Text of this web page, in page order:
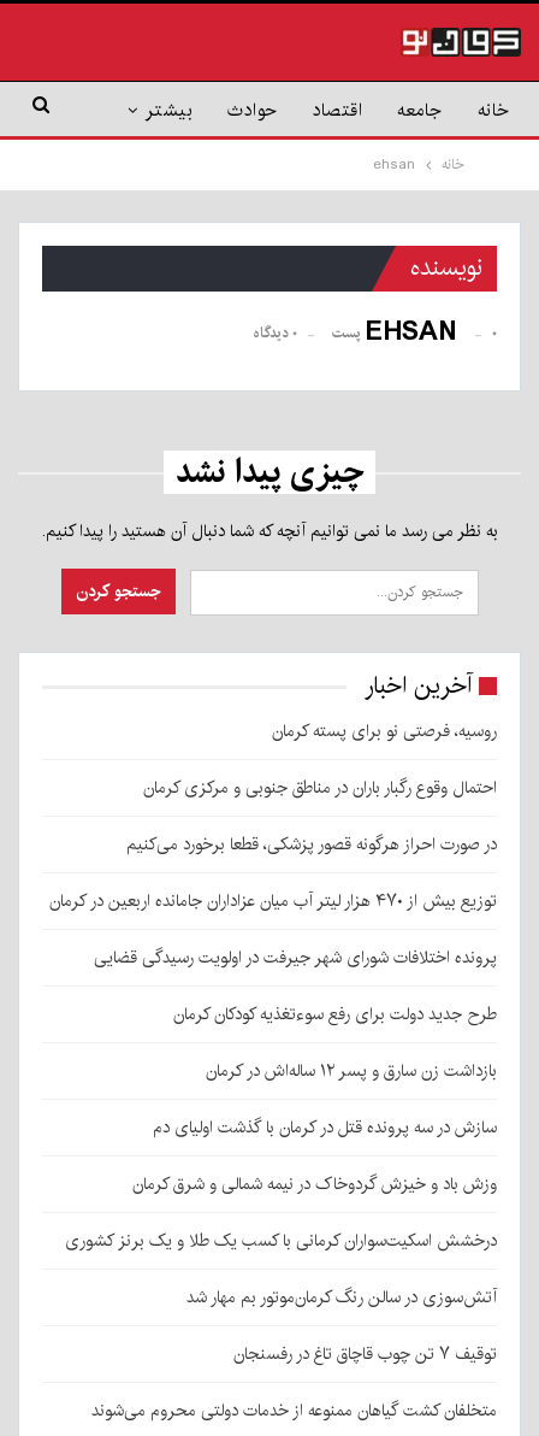
خانه جامعه اقتصاد حوادث بیشتر
خانه ehsan
نویسنده
EHSAN ۰ پست ۰ دیدگاه
چیزی پیدا نشد
به نظر می رسد ما نمی توانیم آنچه که شما دنبال آن هستید را پیدا کنیم.
آخرین اخبار
روسیه، فرصتی نو برای پسته کرمان
احتمال وقوع رگبار باران در مناطق جنوبی و مرکزی کرمان
در صورت احراز هرگونه قصور پزشکی، قطعا برخورد می‌کنیم
توزیع بیش از ۴۷۰ هزار لیتر آب میان عزاداران جامانده اربعین در کرمان
پرونده اختلافات شورای شهر جیرفت در اولویت رسیدگی قضایی
طرح جدید دولت برای رفع سوءتغذیه کودکان کرمان
بازداشت زن سارق و پسر ۱۲ ساله‌اش در کرمان
سازش در سه پرونده قتل در کرمان با گذشت اولیای دم
وزش باد و خیزش گردوخاک در نیمه شمالی و شرق کرمان
درخشش اسکیت‌سواران کرمانی با کسب یک طلا و یک برنز کشوری
آتش‌سوزی در سالن رنگ کرمان‌موتور بم مهار شد
توقیف ۷ تن چوب قاچاق تاغ در رفسنجان
متخلفان کشت گیاهان ممنوعه از خدمات دولتی محروم می‌شوند